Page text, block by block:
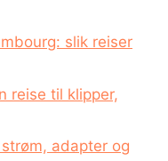
slik reiser
reise til klipper,
adapter og